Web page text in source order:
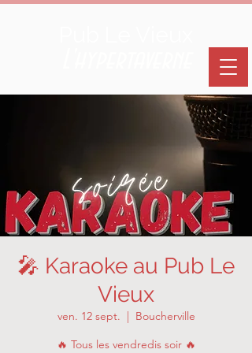
🎤 Karaoke au Pub Le
Vieux
ven. 12 sept.
  |
Boucherville
🔥 Tous les vendredis soir 🔥